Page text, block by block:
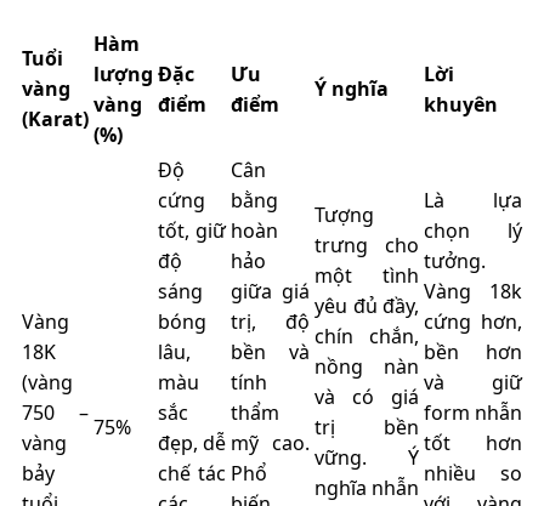
Tuổi
vàng
(Karat)
Hàm
lượng
vàng
(%)
Đặc
điểm
Ưu
điểm
Ý nghĩa
Lời
khuyên
Vàng
18K
(vàng
750 –
vàng
bảy
75%
Độ
cứng
tốt, giữ
độ
sáng
bóng
lâu,
màu
sắc
đẹp, dễ
chế tác
Cân
bằng
hoàn
hảo
giữa giá
trị, độ
bền và
tính
thẩm
mỹ cao.
Phổ
Tượng
trưng cho
một tình
yêu đủ đầy,
chín chắn,
nồng nàn
và có giá
trị bền
vững. Ý
nghĩa nhẫn
Là lựa
chọn lý
tưởng.
Vàng 18k
cứng hơn,
bền hơn
và giữ
form nhẫn
tốt hơn
nhiều so